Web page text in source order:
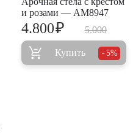
и розами — AM8947
5.000
4.800₽
Купить 5%